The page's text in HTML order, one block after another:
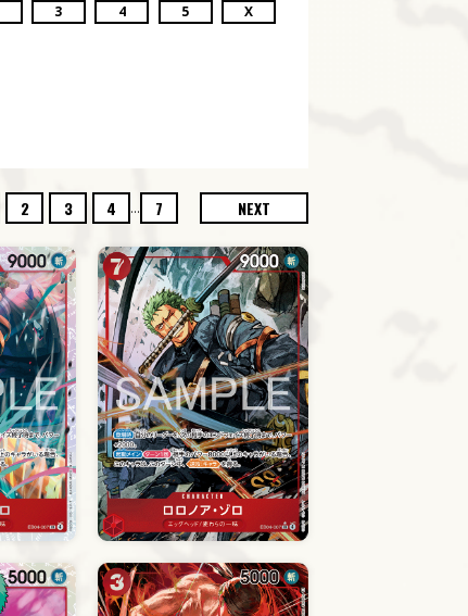
3 4 5 X
2 3 4 ... 7 NEXT